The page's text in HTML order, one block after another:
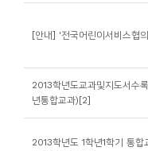
[안내] '전국어린이서비스협
2013학년도교과및지도서수
년통합교과)[2]
2013학년도 1학년1학기 통